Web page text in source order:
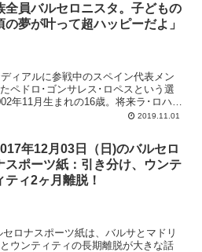
全員バルセロニスタ。子どもの
の夢が叶って超ハッピーだよ」
ィアルに参戦中のスペイン代表メン
ペドロ･ゴンサレス･ロペスという選
年11月生まれの16歳。将来ラ･ロハの
2019.11.01
年12月03日（日)のバルセロ
スポーツ紙：引き分け、ウンテ
ティ2ヶ月離脱！
ロナスポーツ紙は、バルサとマドリ
ウンティティの長期離脱が大きな話